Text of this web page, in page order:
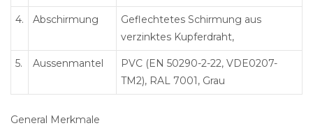
4. Abschirmung
Geflechtetes Schirmung aus
verzinktes Kupferdraht,
5. Aussenmantel
PVC (EN 50290-2-22, VDE0207-
TM2), RAL 7001, Grau
General Merkmale